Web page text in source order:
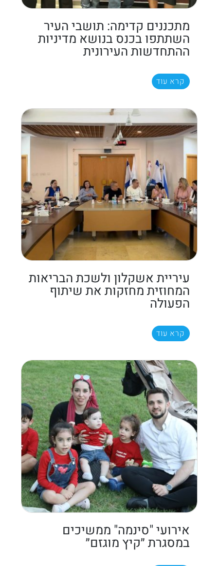
מתכננים קדימה: תושבי העיר
השתתפו בכנס בנושא מדיניות
ההתחדשות העירונית
קרא עוד
עיריית אשקלון ולשכת הבריאות
המחוזית מחזקות את שיתוף
הפעולה
קרא עוד
אירועי "סינמה" ממשיכים
במסגרת ״קיץ מוגזם״